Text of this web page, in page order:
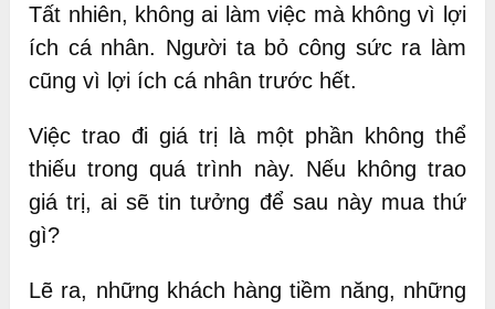
Tất nhiên, không ai làm việc mà không vì lợi
ích cá nhân. Người ta bỏ công sức ra làm
cũng vì lợi ích cá nhân trước hết.
Việc trao đi giá trị là một phần không thể
thiếu trong quá trình này. Nếu không trao
giá trị, ai sẽ tin tưởng để sau này mua thứ
gì?
Lẽ ra, những khách hàng tiềm năng, những